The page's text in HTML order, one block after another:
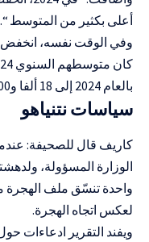
أعلى بكثير من المتوسط “.
وفي الوقت نفسه، انخفض
بالعام 2024 إلى 18 ألفا و800 فقط.
سياسات نتنياهو
كاريف قال للصحيفة:
الوزارة المسؤولة،
واحدة تنسّق ملف الهجرة
لعكس اتجاه الهجرة.
ويفند التقرير ادعاءات